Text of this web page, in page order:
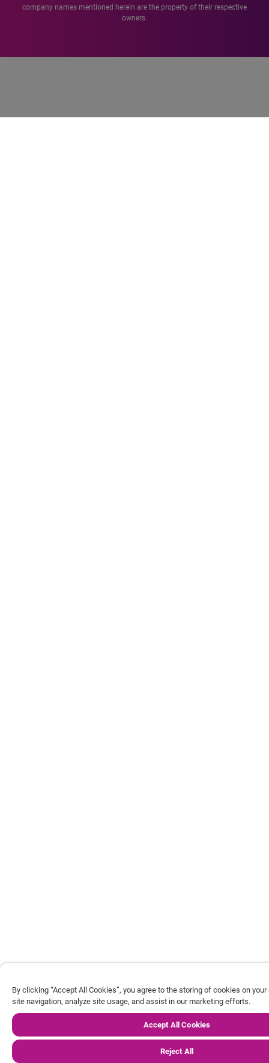
company names mentioned herein are the property of their respective
owners.
By clicking “Accept All Cookies”, you agree to the storing of cookies on
site navigation, analyze site usage, and assist in our marketing efforts.
Accept All Cookies
Reject All